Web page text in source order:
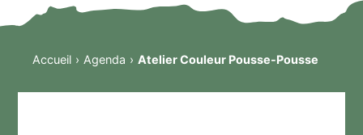
Accueil Agenda Atelier Couleur Pousse-Pousse